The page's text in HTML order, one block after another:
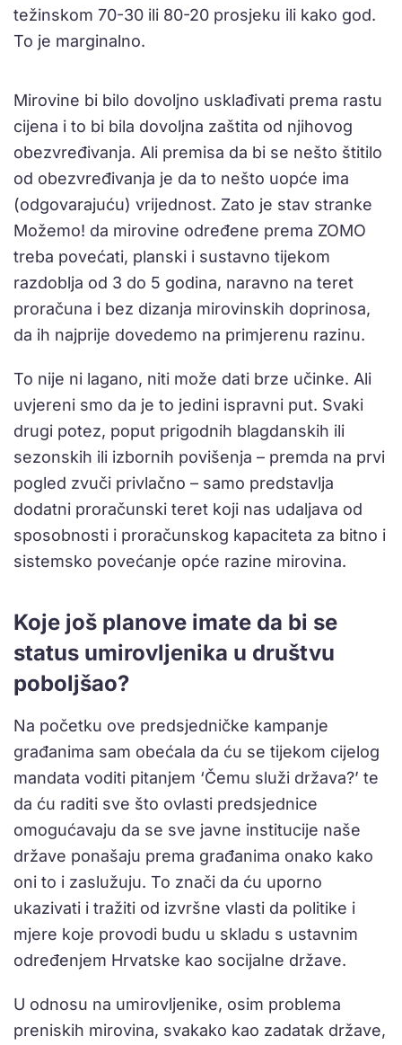
težinskom 70-30 ili 80-20 prosjeku ili kako god.
To je marginalno.
Mirovine bi bilo dovoljno usklađivati prema rastu
cijena i to bi bila dovoljna zaštita od njihovog
obezvređivanja. Ali premisa da bi se nešto štitilo
od obezvređivanja je da to nešto uopće ima
(odgovarajuću) vrijednost. Zato je stav stranke
Možemo! da mirovine određene prema ZOMO
treba povećati, planski i sustavno tijekom
razdoblja od 3 do 5 godina, naravno na teret
proračuna i bez dizanja mirovinskih doprinosa,
da ih najprije dovedemo na primjerenu razinu.
To nije ni lagano, niti može dati brze učinke. Ali
uvjereni smo da je to jedini ispravni put. Svaki
drugi potez, poput prigodnih blagdanskih ili
sezonskih ili izbornih povišenja – premda na prvi
pogled zvuči privlačno – samo predstavlja
dodatni proračunski teret koji nas udaljava od
sposobnosti i proračunskog kapaciteta za bitno i
sistemsko povećanje opće razine mirovina.
Koje još planove imate da bi se
status umirovljenika u društvu
poboljšao?
Na početku ove predsjedničke kampanje
građanima sam obećala da ću se tijekom cijelog
mandata voditi pitanjem ‘Čemu služi država?’ te
da ću raditi sve što ovlasti predsjednice
omogućavaju da se sve javne institucije naše
države ponašaju prema građanima onako kako
oni to i zaslužuju. To znači da ću uporno
ukazivati i tražiti od izvršne vlasti da politike i
mjere koje provodi budu u skladu s ustavnim
određenjem Hrvatske kao socijalne države.
U odnosu na umirovljenike, osim problema
preniskih mirovina, svakako kao zadatak države,